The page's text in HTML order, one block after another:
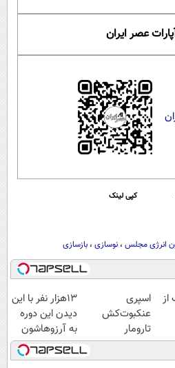
عصر ایران
کپی لینک
انرژی مجلس ، نوسازی ، بازسازی
اسپری
عنکبوت‌‌کش
تارومار
ازبین‌برنده انواع
عنکبوت
13هزار نفر با این
دیدن این دوره
به آرزوهاشون
رسیدن | ثبت‌‌نام
رایگان